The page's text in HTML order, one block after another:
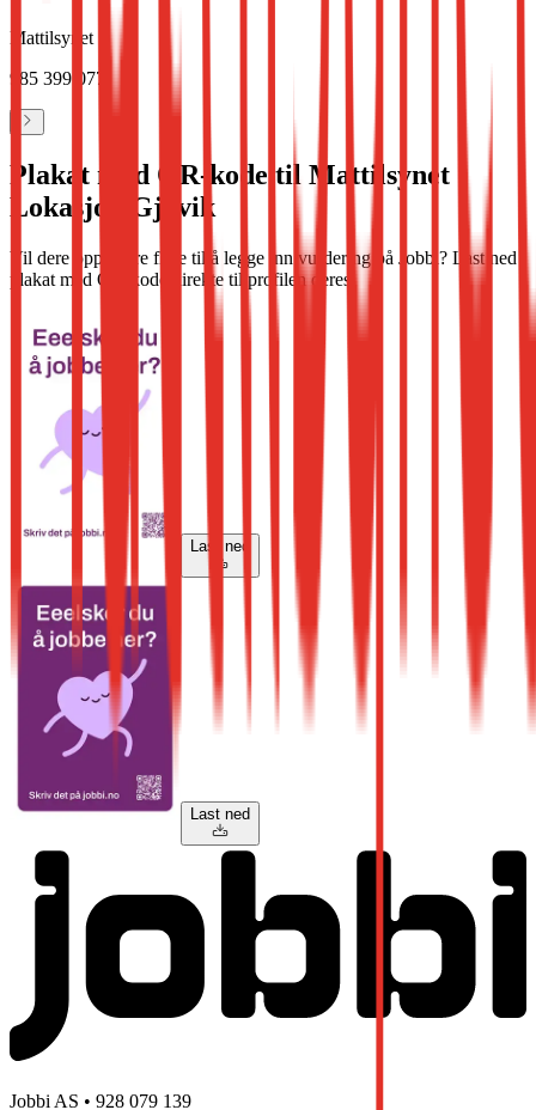
Mattilsynet
985 399 077
Plakat med QR-kode til Mattilsynet
Lokasjon Gjøvik
Vil dere oppfordre flere til å legge inn vurdering på Jobbi? Last ned
plakat med QR-kode direkte til profilen deres.
Last ned
Last ned
Jobbi AS • 928 079 139